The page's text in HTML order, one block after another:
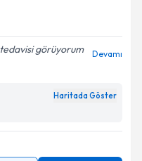
görüyorum
Devamı
Haritada Göster